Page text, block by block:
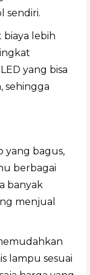
sendiri.
lebih
yang bisa
sehingga
yang bagus,
berbagai
banyak
menjual
lampu sesuai